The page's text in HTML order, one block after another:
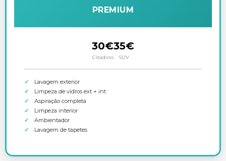
PREMIUM
30€
Citadino
35€
SUV
Lavagem exterior
Limpeza de vidros ext + int
Aspiração completa
Limpeza interior
Ambientador
Lavagem de tapetes